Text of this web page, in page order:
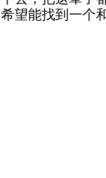
希望能找到一个